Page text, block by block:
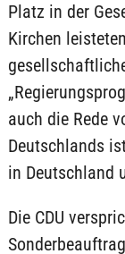
Platz in der
Kirchen
auch die Rede
Deutschlands
in Deutschland
Die CDU